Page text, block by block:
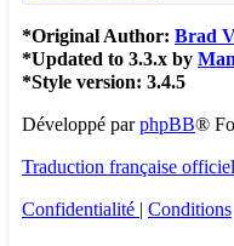
*Original Author: Brad
*Updated to 3.3.x by
*Style version: 3.4.5
Développé parphpBB®
Traduction française
Confidentialité | Conditions